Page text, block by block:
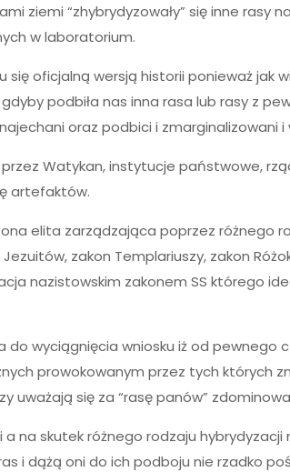
ziemi “zhybrydyzowały” się inne
w laboratorium.
się oficjalną wersją historii ponieważ
podbiła nas inna rasa lub rasy z
oraz podbici i zmarginalizowani
Watykan, instytucje państwowe,
artefaktów.
elita zarządzająca poprzez różnego
zakon Templariuszy, zakon
nazistowskim zakonem SS którego
wyciągnięcia wniosku iż od pewnego
prowokowanym przez tych których
się za “rasę panów”
na skutek różnego rodzaju
i dążą oni do ich podboju nie rzadko